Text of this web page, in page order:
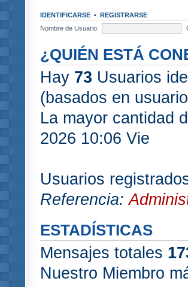
IDENTIFICARSE • REGISTRARSE
Nombre de Usuario:
¿QUIÉN ESTÁ
Hay 73 Usuarios
(basados en
La mayor cantidad
2026 10:06 Vie
Usuarios
Referencia:
ESTADÍSTICAS
Mensajes totales
Nuestro Miembro